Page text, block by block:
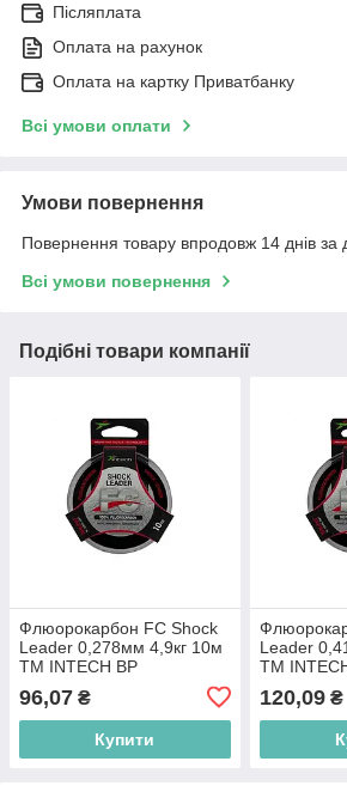
Післяплата
Оплата на рахунок
Оплата на картку Приватбанку
Всі умови оплати
Умови повернення
Повернення товару впродовж 14 днів за
Всі умови повернення
Подібні товари компанії
Флюорокарбон FC Shock
Leader 0,278мм 4,9кг 10м
ТМ INTECH BP
96,07 ₴
Купити
Leader
ТМ
120,09₴